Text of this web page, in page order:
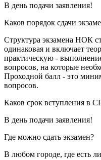
В день подачи заявления!
Каков порядок сдачи
Структура экзамена НОК
одинаковая и включает
практическую -
вопросов, на которые
Проходной балл - это
вопросов.
Каков срок вступления в
В день подачи заявления!
Где можно сдать экзамен?
В любом городе, где есть